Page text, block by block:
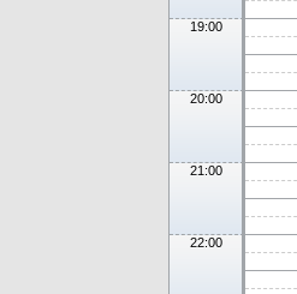
19:00
20:00
21:00
22:00